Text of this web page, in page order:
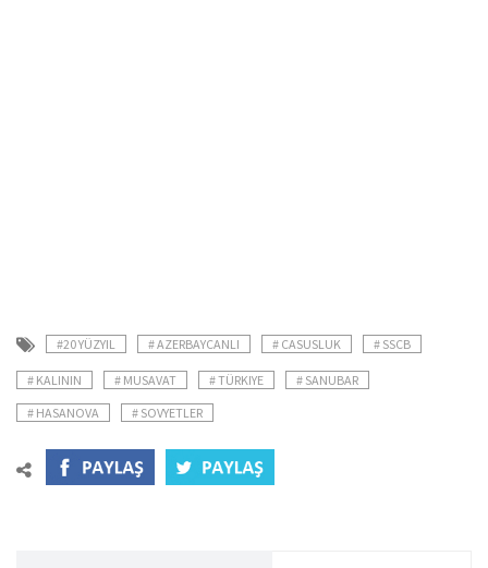
#20 YÜZYIL # AZERBAYCANLI # CASUSLUK # SSCB
# KALININ # MUSAVAT # TÜRKIYE
# SANUBAR
# HASANOVA
# SOVYETLER